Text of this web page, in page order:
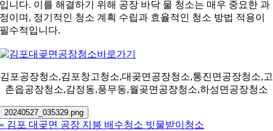
입니다. 이를 해결하기 위해 공장 바닥 물 청소는 매우 중요한 과
정이며, 정기적인 청소 계획 수립과 효율적인 청소 방법 적용이
필수적입니다.
김포공장청소,김포창고청소,대곶면공장청소,통진면공장청소,고
촌읍공장청소,감정동,풍무동,월곶면공장청소,하성면공장청소
20240527_035329.png
« 김포 대곶면 공장 지븡 배수청소 빗물받이청소